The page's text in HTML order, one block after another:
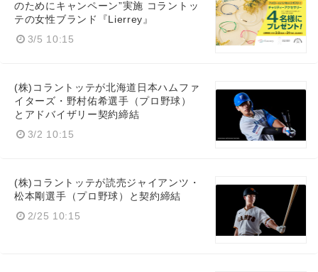
のためにキャンペーン”実施 コラントッ
テの女性ブランド『Lierrey』
3/5 10:15
(株)コラントッテが北海道日本ハムファ
イターズ・野村佑希選手（プロ野球）
とアドバイザリー契約締結
3/2 10:15
(株)コラントッテが読売ジャイアンツ・
松本剛選手（プロ野球）と契約締結
2/25 10:15